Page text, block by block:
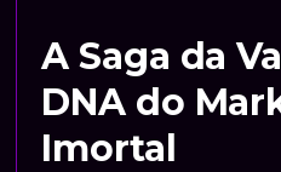
A Saga da
DNA do
Imortal